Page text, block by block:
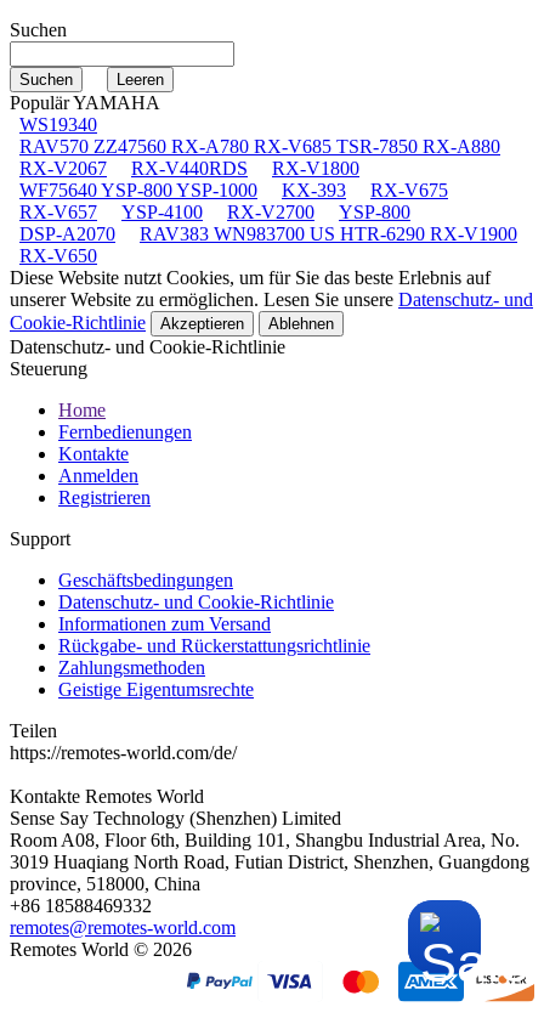
Suchen
Populär YAMAHA
WS19340
RAV570 ZZ47560 RX-A780 RX-V685 TSR-7850 RX-A880
RX-V2067
RX-V440RDS
RX-V1800
WF75640 YSP-800 YSP-1000
KX-393
RX-V675
RX-V657
YSP-4100 RX-V2700
YSP-800
DSP-A2070
RAV383 WN983700 US HTR-6290 RX-V1900
RX-V650
Diese Website nutzt Cookies, um für Sie das beste Erlebnis auf
unserer Website zu ermöglichen. Lesen Sie unsere Datenschutz- und
Cookie-Richtlinie
Akzeptieren Ablehnen
Datenschutz- und Cookie-Richtlinie
Steuerung
Home
Fernbedienungen
Kontakte
Anmelden
Registrieren
Support
Geschäftsbedingungen
Datenschutz- und Cookie-Richtlinie
Informationen zum Versand
Rückgabe- und Rückerstattungsrichtlinie
Zahlungsmethoden
Geistige Eigentumsrechte
Teilen
https://remotes-world.com/de/
Kontakte Remotes World
Sense Say Technology (Shenzhen) Limited
Room A08, Floor 6th, Building 101, Shangbu Industrial Area, No.
3019 Huaqiang North Road, Futian District, Shenzhen, Guangdong
province, 518000, China
+86 18588469332
remotes@remotes-world.com
Remotes World © 2026